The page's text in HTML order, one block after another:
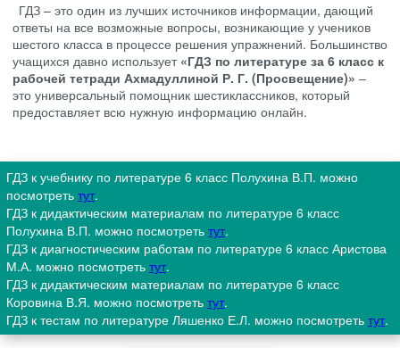
ГДЗ – это один из лучших источников информации, дающий
ответы на все возможные вопросы, возникающие у учеников
шестого класса в процессе решения упражнений. Большинство
учащихся давно использует «ГДЗ по литературе за 6 класс к
рабочей тетради Ахмадуллиной Р. Г. (Просвещение)» –
это универсальный помощник шестиклассников, который
предоставляет всю нужную информацию онлайн.
ГДЗ к учебнику по литературе 6 класс Полухина В.П. можно
посмотреть тут.
ГДЗ к дидактическим материалам по литературе 6 класс
Полухина В.П. можно посмотреть тут.
ГДЗ к диагностическим работам по литературе 6 класс Аристова
М.А. можно посмотреть тут.
ГДЗ к дидактическим материалам по литературе 6 класс
Коровина В.Я. можно посмотреть тут.
ГДЗ к тестам по литературе Ляшенко Е.Л. можно посмотреть тут.